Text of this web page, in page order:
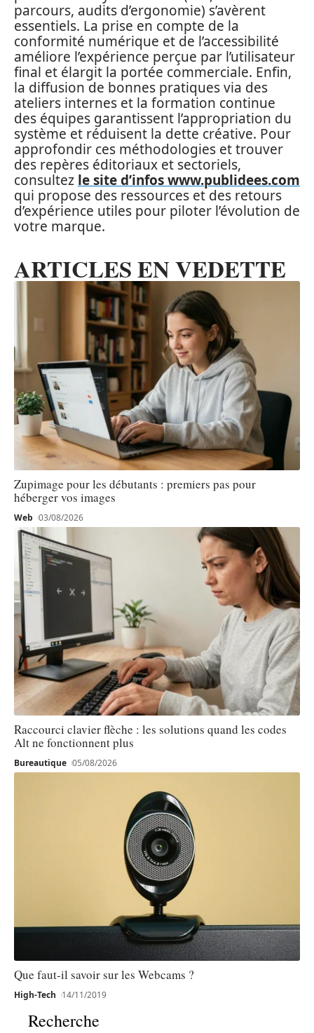
parcours, audits d’ergonomie) s’avèrent
essentiels. La prise en compte de la
conformité numérique et de l’accessibilité
améliore l’expérience perçue par l’utilisateur
final et élargit la portée commerciale. Enfin,
la diffusion de bonnes pratiques via des
ateliers internes et la formation continue
des équipes garantissent l’appropriation du
système et réduisent la dette créative. Pour
approfondir ces méthodologies et trouver
des repères éditoriaux et sectoriels,
consultez le site d’infos www.publidees.com
qui propose des ressources et des retours
d’expérience utiles pour piloter l’évolution de
votre marque.
ARTICLES EN VEDETTE
Zupimage pour les débutants : premiers pas pour
héberger vos images
Web 03/08/2026
Raccourci clavier flèche : les solutions quand les codes
Alt ne fonctionnent plus
Bureautique 05/08/2026
Que faut-il savoir sur les Webcams ?
High-Tech 14/11/2019
Recherche